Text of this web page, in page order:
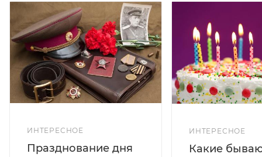
ИНТЕРЕСНОЕ
Празднование дня
ИНТЕРЕСНОЕ
Какие